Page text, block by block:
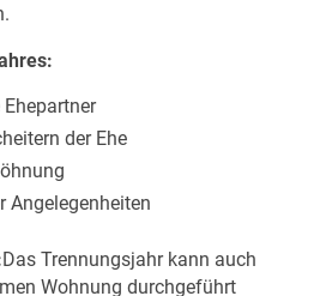
der Ehe
Angelegenheiten
Das Trennungsjahr kann auch
Wohnung durchgeführt